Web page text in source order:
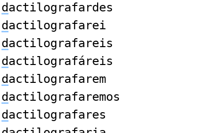
dactilografardes
dactilografarei
dactilografareis
dactilografáreis
dactilografarem
dactilografaremos
dactilografares